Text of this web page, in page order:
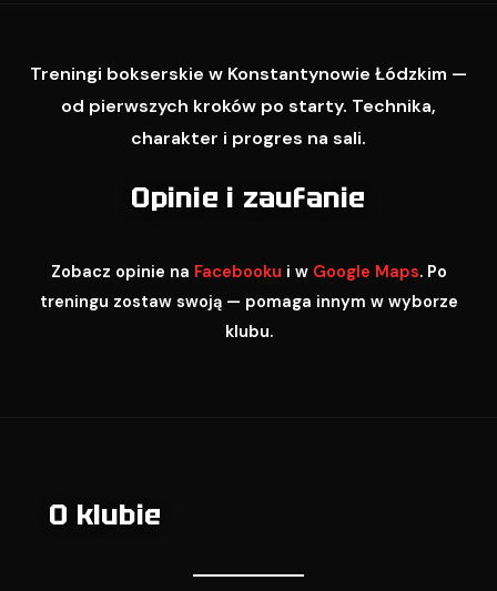
Treningi bokserskie w Konstantynowie Łódzkim —
od pierwszych kroków po starty. Technika,
charakter i progres na sali.
Opinie i zaufanie
Zobacz opinie na Facebooku i w Google Maps. Po
treningu zostaw swoją — pomaga innym w wyborze
klubu.
O klubie